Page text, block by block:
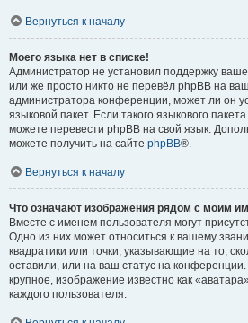
Вернуться к началу
Моего языка нет в списке!
Администратор не установил поддержку
или же просто никто не перевёл phpBB на
администратора конференции, может ли он
языковой пакет. Если такого языкового
можете перевести phpBB на свой язык.
можете получить на сайте phpBB®.
Вернуться к началу
Что означают изображения рядом с моим
Вместе с именем пользователя могут
Одно из них может относиться к вашему
квадратики или точки, указывающие на то,
оставили, или на ваш статус на
крупное, изображение известно как
каждого пользователя.